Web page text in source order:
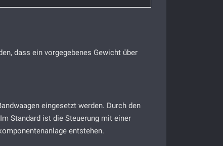
dass ein vorgegebenes Gewicht über
eingesetzt werden. Durch den
Standard ist die Steuerung mit einer
entstehen.